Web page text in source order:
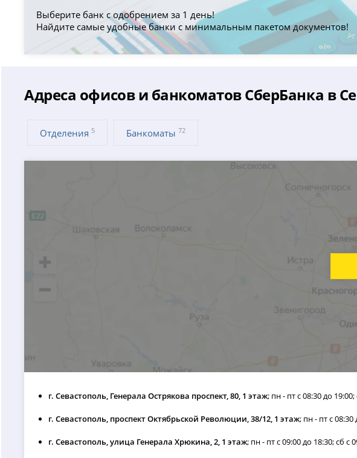
Выберите банк с одобрением за 1 день!
Найдите самые удобные банки с минимальным пакетом документов!
Адреса офисов и банкоматов СберБанка в
Отделения 5 Банкоматы72
г. Севастополь, Генерала Острякова проспект, 80, 1 этаж; пн - пт с 08:30 до
г. Севастополь, проспект Октябрьской Революции, 38/12, 1 этаж; пн - пт с 08:30
г. Севастополь, улица Генерала Хрюкина, 2, 1 этаж; пн - пт с 09:00 до 18:30; сб с